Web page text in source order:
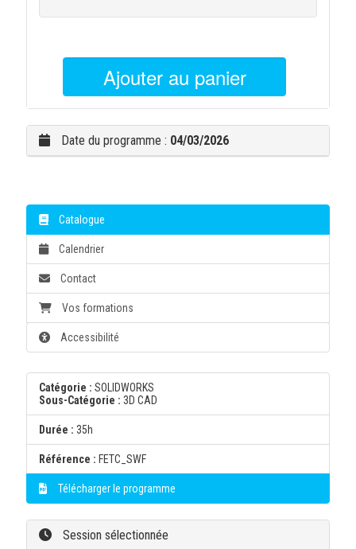
Ajouter au panier
Date du programme : 04/03/2026
Catalogue
Calendrier
Contact
Vos formations
Accessibilité
Catégorie : SOLIDWORKS
Sous-Catégorie : 3D CAD
Durée : 35h
Référence : FETC_SWF
Télécharger le programme
Session sélectionnée